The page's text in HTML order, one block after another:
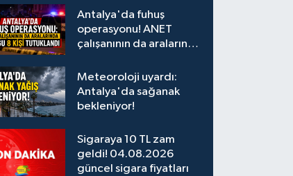
Antalya'da fuhuş
operasyonu! ANET
çalışanının da aralarında
Meteoroloji uyardı:
Antalya'da sağanak
bekleniyor!
Sigaraya 10 TL zam
geldi! 04.08.2026
güncel sigara fiyatları